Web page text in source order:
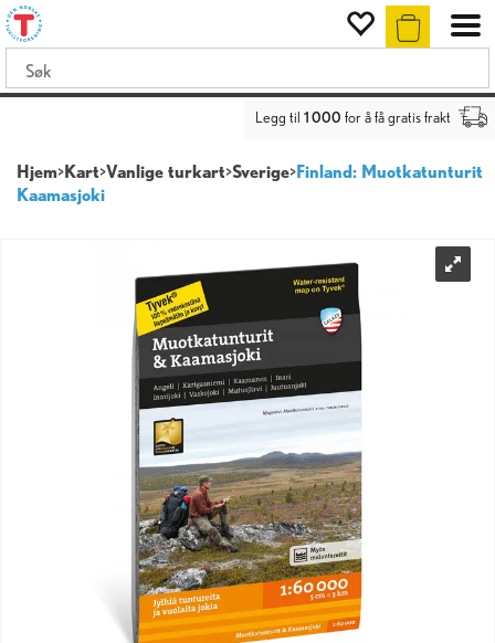
Legg til 1 000 for å få gratis frakt
Hjem>Kart>Vanlige turkart>Sverige>Finland: Muotkatunturit
Kaamasjoki